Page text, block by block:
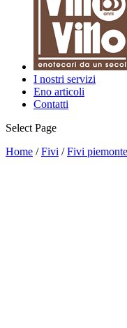
I nostri servizi
Eno articoli
Contatti
Select Page
Home /Fivi /Fivi piemonte